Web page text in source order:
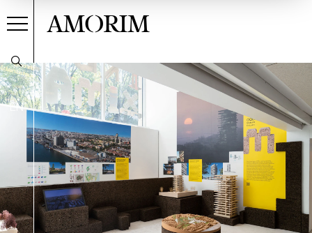
EN
AMORIM